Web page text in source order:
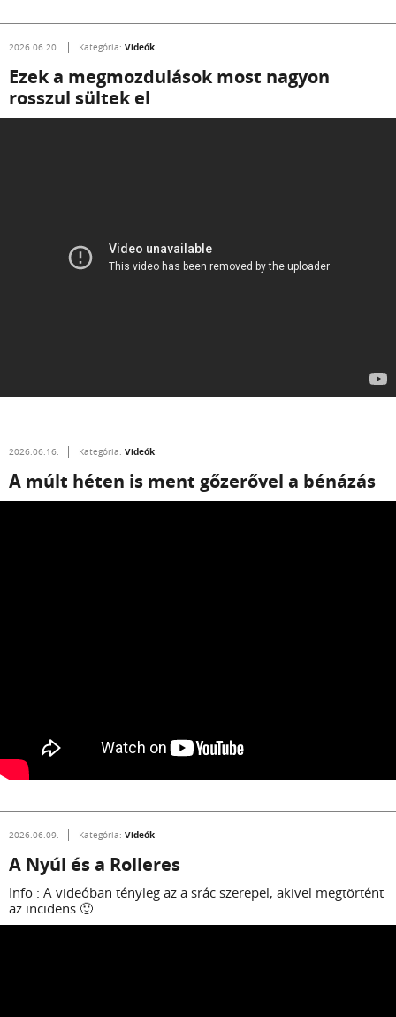
2026.06.20. Kategória: Videók
Ezek a megmozdulások most nagyon
rosszul sültek el
2026.06.16. Kategória: Videók
A múlt héten is ment gőzerővel a bénázás
2026.06.09. Kategória: Videók
A Nyúl és a Rolleres
Info : A videóban tényleg az a srác szerepel, akivel megtörtént
az incidens 🙂